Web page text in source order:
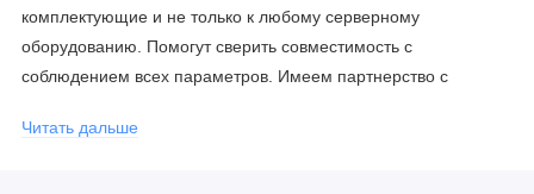
комплектующие и не только к любому серверному
оборудованию. Помогут сверить совместимость с
соблюдением всех параметров. Имеем партнерство с
обучение сотрудников, что позволяет исключить ошибки даже
Читать дальше